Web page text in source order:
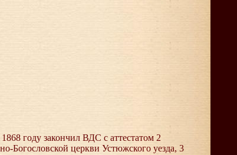
году закончил ВДС с аттестатом 2
Богословской церкви Устюжского уезда, 3